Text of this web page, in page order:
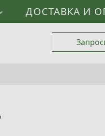
ДОСТАВКА И